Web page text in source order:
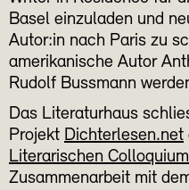
Basel einzuladen und
Autor:in nach Paris zu
amerikanische Autor
Rudolf Bussmann
Das Literaturhaus
Projekt Dichterlesen.net
Literarischen
Zusammenarbeit mit